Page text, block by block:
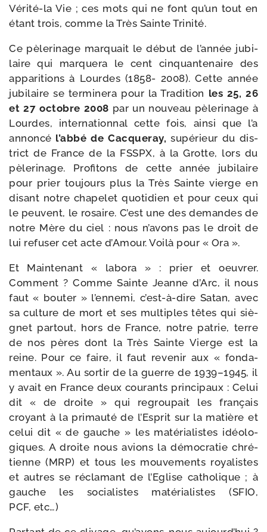
Vérité-​la Vie ; ces mots qui ne font qu’un tout en
étant trois, comme la Très Sainte Trinité.
Ce pèle­ri­nage mar­quait le début de l’an­née jubi­
laire qui mar­que­ra le cent cin­quan­te­naire des
appa­ri­tions à Lourdes (1858- 2008). Cette année
jubi­laire se ter­mi­ne­ra pour la Tradition les 25, 26
et 27 octobre 2008 par un nou­veau pèle­ri­nage à
Lourdes, inter­na­tion­nal cette fois, ain­si que l’a
annon­cé l’ab­bé de Cacqueray, supé­rieur du dis­
trict de France de la FSSPX, à la Grotte, lors du
pèle­ri­nage. Profitons de cette année jubi­laire
pour prier tou­jours plus la Très Sainte vierge en
disant notre cha­pe­let quo­ti­dien et pour ceux qui
le peuvent, le rosaire. C’est une des demandes de
notre Mère du ciel : nous n’a­vons pas le droit de
lui refu­ser cet acte d’Amour. Voilà pour « Ora ».
Et Maintenant « labo­ra » : prier et oeu­vrer.
Comment ? Comme Sainte Jeanne d’Arc, il nous
faut « bou­ter » l’en­ne­mi, c’est-​à-​dire Satan, avec
sa culture de mort et ses mul­tiples têtes qui siè­
gnet par­tout, hors de France, notre patrie, terre
de nos pères dont la Très Sainte Vierge est la
reine. Pour ce faire, il faut reve­nir aux « fon­da­
men­taux ». Au sor­tir de la guerre de 1939–1945, il
y avait en France deux cou­rants prin­ci­paux : Celui
dit « de droite » qui regrou­pait les fran­çais
croyant à la pri­mau­té de l’Esprit sur la matière et
celui dit « de gauche » les maté­ria­listes idéo­lo­
giques. A droite nous avions la démo­cra­tie chré­
tienne (MRP) et tous les mou­ve­ments roya­listes
et autres se récla­mant de l’Eglise catho­lique ; à
gauche les socia­listes maté­ria­listes (SFIO,
PCF, etc…)